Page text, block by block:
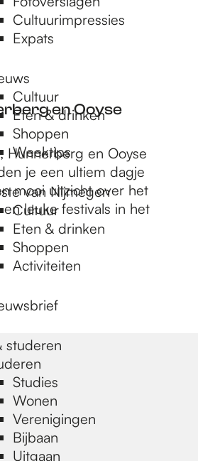
Cultuurimpressies
Expats
Cultuur
Eten & drinken
Shoppen
Weektips
van Nijmegen
Cultuur
Eten & drinken
Shoppen
Activiteiten
studeren
Studies
Wonen
Verenigingen
Bijbaan
Uitgaan
en Ooyse
Hunnerberg en Ooyse
je een ultiem dagje
mooi uitzicht over het
leuke festivals in het